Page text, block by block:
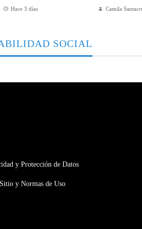
Hace 3 días Camila
SOCIAL
y Protección de Datos
y Normas de Uso